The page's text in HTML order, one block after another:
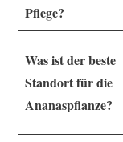
Pflege?
Was ist der beste
Standort für die
Ananaspflanze?